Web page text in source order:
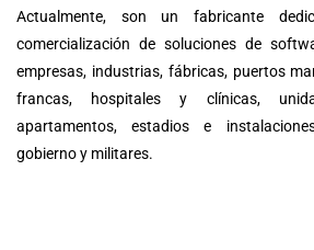
Actualmente, son un fabricante
comercialización de soluciones de
empresas, industrias, fábricas, puertos
francas, hospitales y clínicas,
apartamentos, estadios e
gobierno y militares.